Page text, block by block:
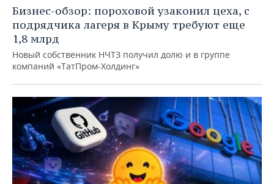
Бизнес-обзор: пороховой узаконил цеха, с
подрядчика лагеря в Крыму требуют еще
1,8 млрд
Новый собственник НЧТЗ получил долю и в группе
компаний «ТатПром-Холдинг»